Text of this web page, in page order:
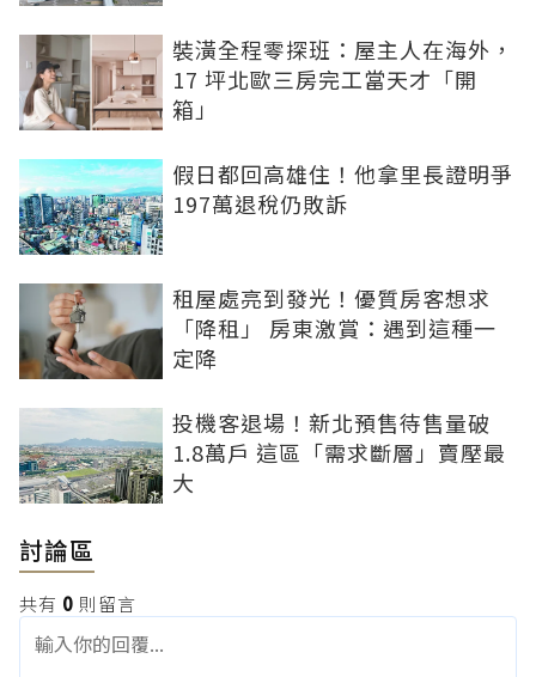
裝潢全程零探班：屋主人在海外，
17 坪北歐三房完工當天才「開
箱」
假日都回高雄住！他拿里長證明爭
197萬退稅仍敗訴
租屋處亮到發光！優質房客想求
「降租」 房東激賞：遇到這種一
定降
投機客退場！新北預售待售量破
1.8萬戶 這區「需求斷層」賣壓最
大
討論區
共有 0 則留言